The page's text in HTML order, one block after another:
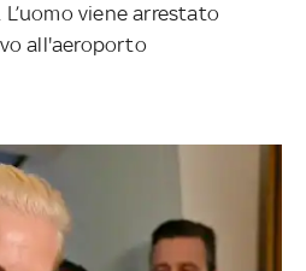
L’uomo viene arrestato
all'aeroporto